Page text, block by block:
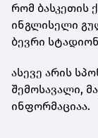
რომ ბასკეთის
ინგლისელი
ბევრი
ასევე არის
შემოსავალი,
ინფორმაციაა.